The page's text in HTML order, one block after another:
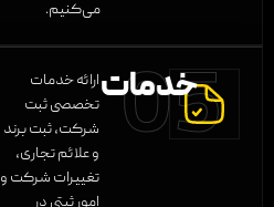
می‌کنیم.
05
خدمات ثبتی
خدمات ثبتی
ارائه خدمات
تخصصی ثبت
شرکت، ثبت برند
و علائم تجاری،
تغییرات شرکت و
امور ثبتی در